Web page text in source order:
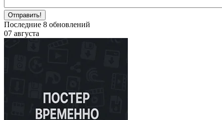
Отправить!
Последние 8 обновлений
07 августа